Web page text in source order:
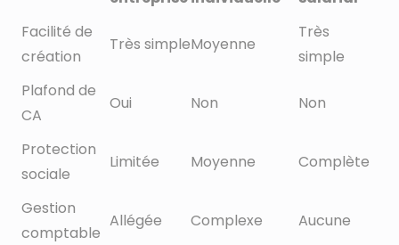
Facilité de
création
Très simpleMoyenne
Très
simple
Plafond de
CA
Oui Non Non
Protection
sociale
Limitée Moyenne Complète
Gestion
comptable
Allégée Complexe Aucune